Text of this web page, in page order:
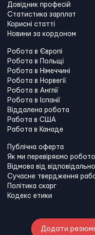
Довідник професій
Статистика зарплат
Корисні статті
Новини за кордоном
Робота в Європі
Робота в Польщі
Робота в Німеччині
Робота в Норвегії
Робота в Англії
Робота в Іспанії
Віддалена робота
Работа в США
Работа в Канадe
Публічна оферта
Як ми перевіряємо
Відмова від
Сучасне твердження
Політика скарг
Кодекс етики
Додати